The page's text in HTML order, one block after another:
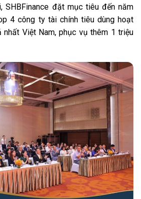
SHBFinance đặt mục tiêu đến năm
4 công ty tài chính tiêu dùng hoạt
nhất Việt Nam, phục vụ thêm 1 triệu